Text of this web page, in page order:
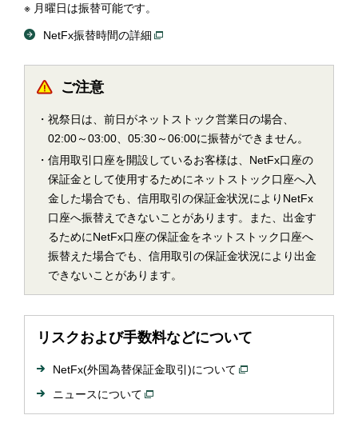
※ 月曜日は振替可能です。
NetFx振替時間の詳細
ご注意
祝祭日は、前日がネットストック営業日の場合、
02:00～03:00、05:30～06:00に振替ができません。
信用取引口座を開設しているお客様は、NetFx口座の
保証金として使用するためにネットストック口座へ入
金した場合でも、信用取引の保証金状況によりNetFx
口座へ振替えできないことがあります。また、出金す
るためにNetFx口座の保証金をネットストック口座へ
振替えた場合でも、信用取引の保証金状況により出金
できないことがあります。
リスクおよび手数料などについて
NetFx(外国為替保証金取引)について
ニュースについて